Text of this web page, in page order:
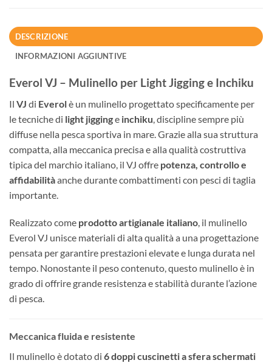
DESCRIZIONE
INFORMAZIONI AGGIUNTIVE
Everol VJ – Mulinello per Light Jigging e Inchiku
Il VJ di Everolè un mulinello progettato specificamente per
le tecniche di light jigginge inchiku , discipline sempre più
diffuse nella pesca sportiva in mare. Grazie alla sua struttura
compatta, alla meccanica precisa e alla qualità costruttiva
tipica del marchio italiano, il VJ offre potenza, controllo e
affidabilitàanche durante combattimenti con pesci di taglia
importante.
Realizzato come prodotto artigianale italiano, il mulinello
Everol VJ unisce materiali di alta qualità a una progettazione
pensata per garantire prestazioni elevate e lunga durata nel
tempo. Nonostante il peso contenuto, questo mulinello è in
grado di offrire grande resistenza e stabilità durante l’azione
di pesca.
Meccanica fluida e resistente
Il mulinello è dotato di 6 doppi cuscinetti a sfera schermati